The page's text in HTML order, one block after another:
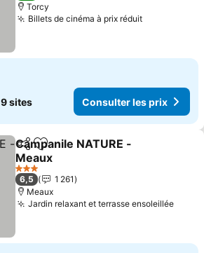
Torcy
Billets de cinéma à prix réduit
9 sites Consulter les prix
PartagerAjouter à mes favoris
Campanile NATURE -
Meaux
3 Étoiles
6,5
1 261
Meaux
Jardin relaxant et terrasse ensoleillée